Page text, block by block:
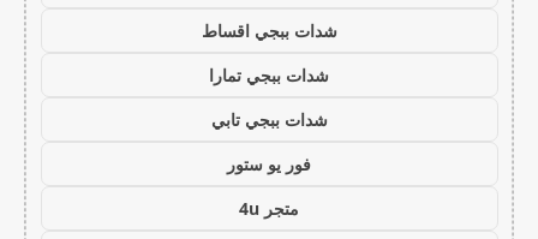
شدات ببجي اقساط
شدات ببجي تمارا
شدات ببجي تابي
فور يو ستور
متجر 4u